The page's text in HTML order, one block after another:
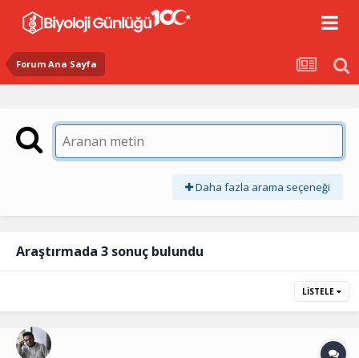
Forum Ana Sayfa
Daha fazla arama seçeneği
Araştırmada 3 sonuç bulundu
LISTELE